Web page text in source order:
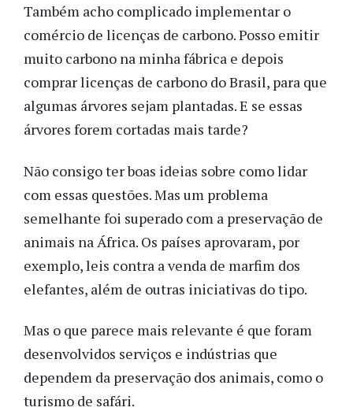
Também acho complicado implementar o
comércio de licenças de carbono. Posso emitir
muito carbono na minha fábrica e depois
comprar licenças de carbono do Brasil, para que
algumas árvores sejam plantadas. E se essas
árvores forem cortadas mais tarde?
Não consigo ter boas ideias sobre como lidar
com essas questões. Mas um problema
semelhante foi superado com a preservação de
animais na África. Os países aprovaram, por
exemplo, leis contra a venda de marfim dos
elefantes, além de outras iniciativas do tipo.
Mas o que parece mais relevante é que foram
desenvolvidos serviços e indústrias que
dependem da preservação dos animais, como o
turismo de safári.